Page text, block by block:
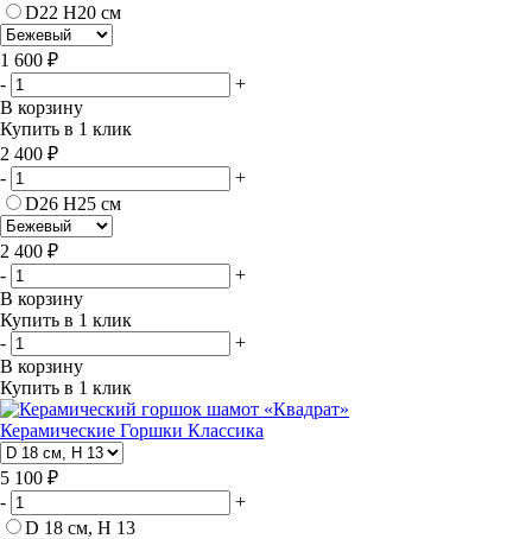
D22 H20 см
1 600 ₽
-
+
В корзину
Купить в 1 клик
2 400 ₽
-
+
D26 H25 см
2 400 ₽
-
+
В корзину
Купить в 1 клик
-
+
В корзину
Купить в 1 клик
Керамические Горшки Классика
5 100 ₽
-
+
D 18 см, H 13